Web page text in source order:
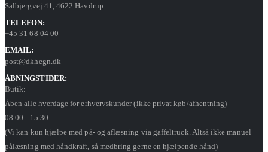
Salbjergvej 41, 4622 Havdrup
TELEFON:
+45 31 68 04 00
EMAIL:
post@dkhegn.dk
ÅBNINGSTIDER:
Butik:
Åben alle hverdage for erhvervskunder (ikke privat køb/afhentning)
08.00 - 15.30
(Vi kan kun hjælpe med på- og aflæsning via gaffeltruck. Altså ikke manuel
pålæsning med håndkraft, så medbring gerne en hjælpende hånd)